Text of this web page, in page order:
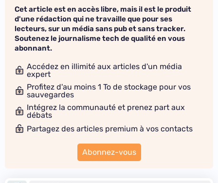
Cet article est en accès libre, mais il est le produit
d'une rédaction qui ne travaille que pour ses
lecteurs, sur un média sans pub et sans tracker.
Soutenez le journalisme tech de qualité en vous
abonnant.
Accédez en illimité aux articles d'un média
expert
Profitez d'au moins 1 To de stockage pour vos
sauvegardes
Intégrez la communauté et prenez part aux
débats
Partagez des articles premium à vos contacts
Abonnez-vous